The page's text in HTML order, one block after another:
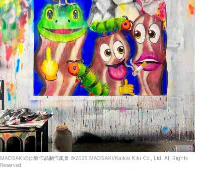
MADSAKIの出展作品制作風景 ©︎2025 MADSAKI/Kaikai Kiki Co., Ltd. All Rights
Reserved.